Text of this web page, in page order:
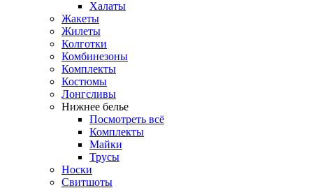
Халаты
Жакеты
Жилеты
Колготки
Комбинезоны
Комплекты
Костюмы
Лонгсливы
Нижнее белье
Посмотреть всё
Комплекты
Майки
Трусы
Носки
Свитшоты